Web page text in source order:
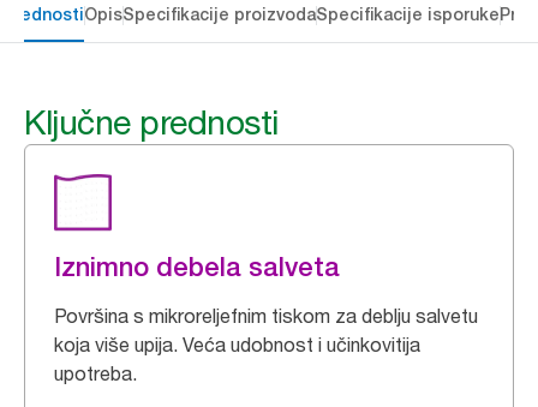
prednostiOpisSpecifikacije proizvodaSpecifikacije isporuke
Ključne prednosti
Iznimno debela salveta
Površina s mikroreljefnim tiskom za deblju salvetu
koja više upija. Veća udobnost i učinkovitija
upotreba.